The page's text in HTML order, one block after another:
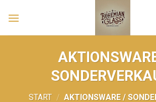
START / AKTIONSWARE /